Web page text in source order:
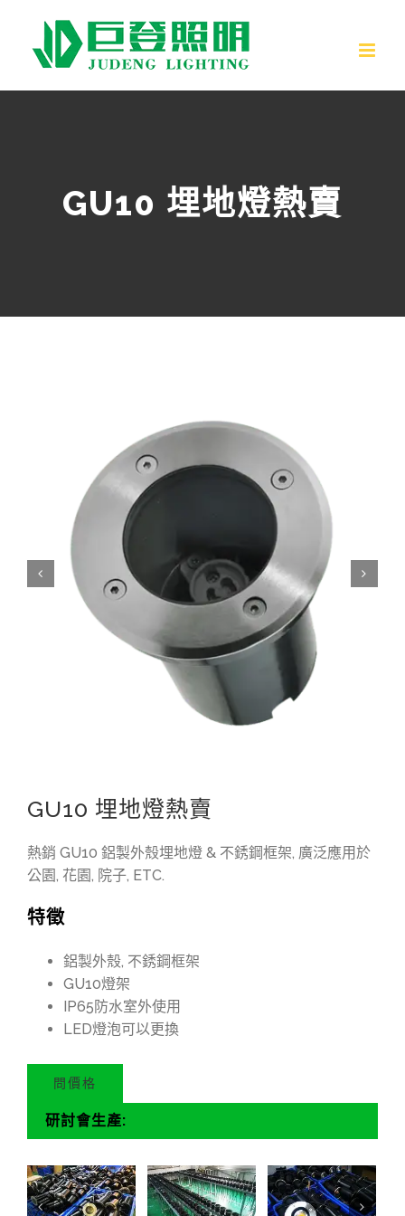
GU10 埋地燈熱賣
GU10 埋地燈熱賣
熱銷 GU10 鋁製外殼埋地燈 & 不銹鋼框架, 廣泛應用於
公園, 花園, 院子, ETC.
特徵
鋁製外殼, 不銹鋼框架
GU10燈架
IP65防水室外使用
LED燈泡可以更換
問價格
研討會生產: